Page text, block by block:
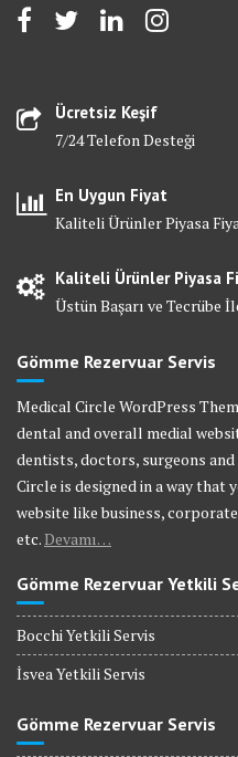
Ücretsiz Keşif
7/24 Telefon Desteği
En Uygun Fiyat
Kaliteli Ürünler Piyasa
Kaliteli Ürünler Piyasa
Üstün Başarı ve Tecrübe
Gömme Rezervuar Servis
Medical Circle WordPress
dental and overall medial
dentists, doctors, surgeons
Circle is designed in a way that
website like business,
etc. Devamı…
Gömme Rezervuar Yetkili
Bocchi Yetkili Servis
İsvea Yetkili Servis
Gömme Rezervuar Servis